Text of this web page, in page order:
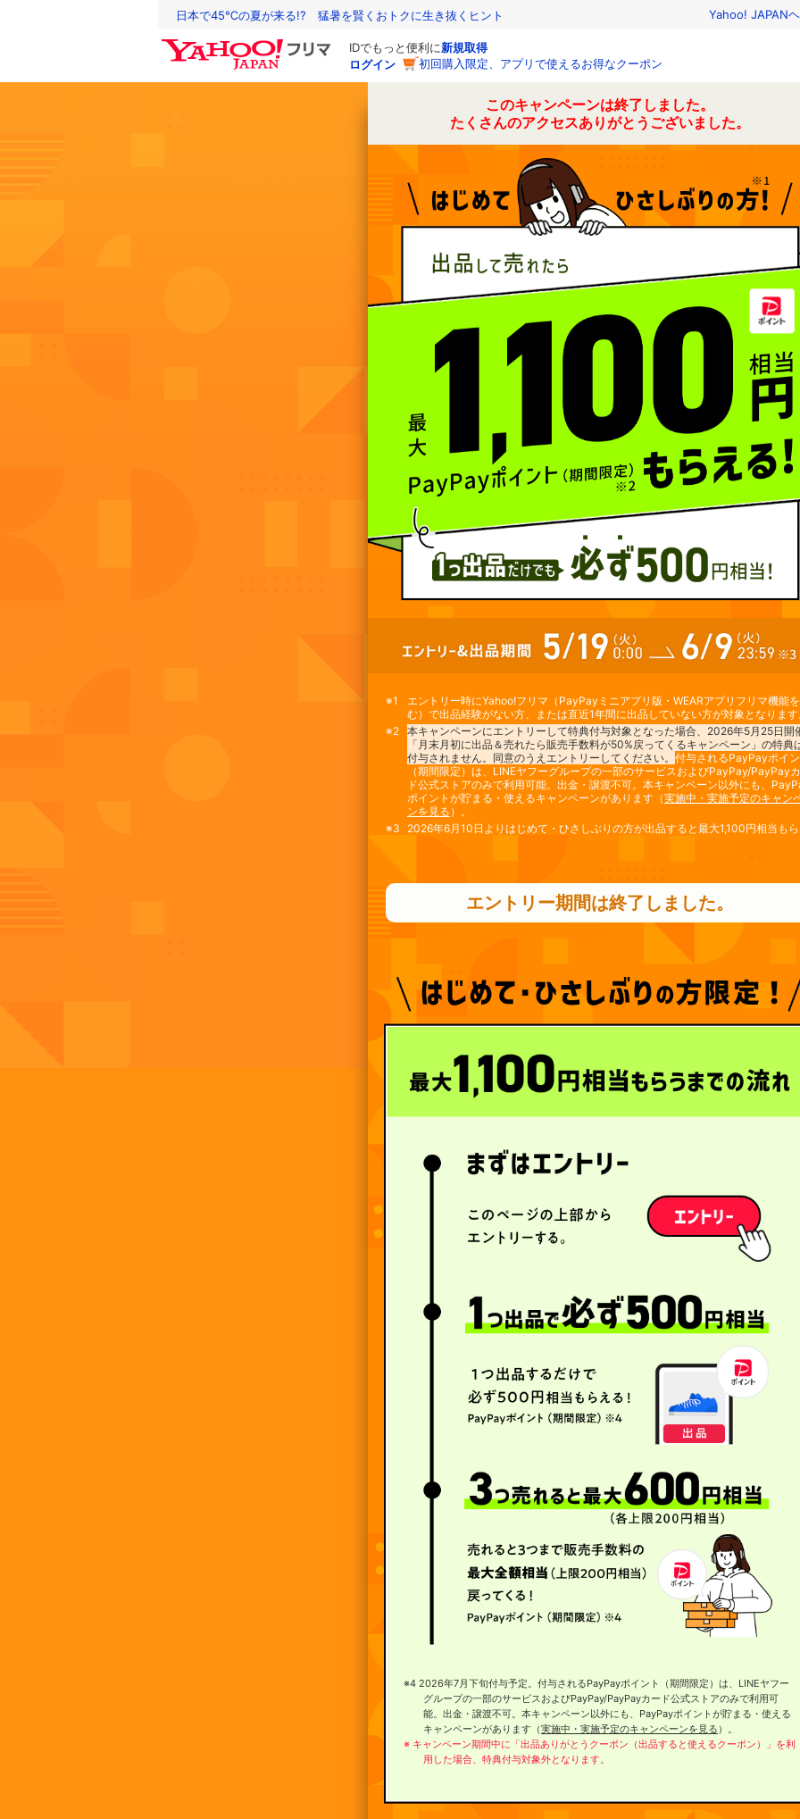
日本で45℃の夏が来る!? 猛暑を賢くおトクに生き抜くヒント Yahoo! JAPAN
IDでもっと便利に新規取得
ログイン
初回購入限定、アプリで使えるお得なクーポン
このキャンペーンは終了しました。
たくさんのアクセスありがとうございました。
エントリー時にYahoo!フリマ（PayPayミニアプリ版・WEARアプリフリマ機能
む）で出品経験がない方、または直近1年間に出品していない方が対象となりま
本キャンペーンにエントリーして特典付与対象となった場合、2026年5月25日開
「月末月初に出品＆売れたら販売手数料が50%戻ってくるキャンペーン」の特典
付与されません。同意のうえエントリーしてください。 付与されるPayPayポイ
（期間限定）は、LINEヤフーグループの一部のサービスおよびPayPay/PayPay
ド公式ストアのみで利用可能。出金・譲渡不可。本キャンペーン以外にも、
ポイントが貯まる・使えるキャンペーンがあります（実施中・実施予定のキャン
ンを見る ）。
2026年6月10日よりはじめて・ひさしぶりの方が出品すると最大1,100円相当も
エントリー期間は終了しました。
※4 2026年7月下旬付与予定。付与されるPayPayポイント（期間限定）は、LINEヤフー
グループの一部のサービスおよびPayPay/PayPayカード公式ストアのみで利用可
能。出金・譲渡不可。本キャンペーン以外にも、PayPayポイントが貯まる・使える
キャンペーンがあります（実施中・実施予定のキャンペーンを見る ）。
※ キャンペーン期間中に「出品ありがとうクーポン（出品すると使えるクーポン）」を利
用した場合、特典付与対象外となります。